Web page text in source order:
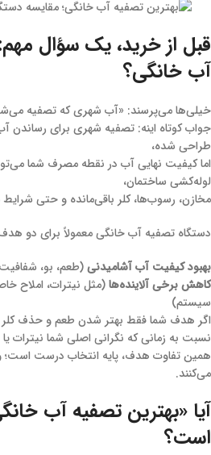
قبل از خرید، یک سؤال
آب خانگی؟
خیلی‌ها می‌پرسند: «آب شهری که تصفیه
جواب کوتاه اینه: تصفیه شهری برای رساندن
طراحی شده،
اما کیفیت نهایی آب در نقطه مصرف شما
لوله‌کشی ساختمان،
مخازن، رسوب‌ها، کلر باقی‌مانده و حتی شرایط
دستگاه تصفیه آب خانگی معمولاً برای دو
بهبود کیفیت آب آشامیدنی(طعم، بو،
کاهش برخی آلاینده‌ها(مثل نیترات، املاح
سیستم)
اگر هدف شما فقط بهتر شدن طعم و حذف
نسبت به زمانی که نگرانی اصلی شما نیترات
همین تفاوت هدف، پایه انتخاب درست است؛
می‌کنند.
آیا «بهترین تصفیه آب
است؟